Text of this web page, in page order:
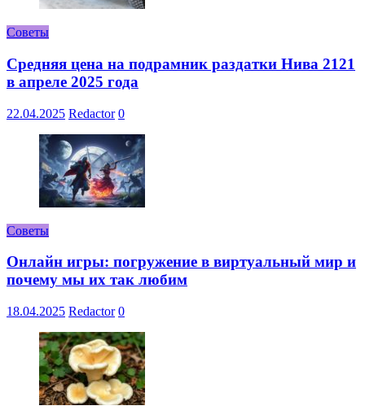
Советы
Средняя цена на подрамник раздатки Нива 2121
в апреле 2025 года
22.04.2025 Redactor 0
Советы
Онлайн игры: погружение в виртуальный мир и
почему мы их так любим
18.04.2025 Redactor 0